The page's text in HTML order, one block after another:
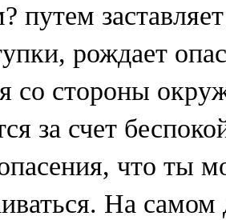
путем
рождает
со стороны
за счет
что ты
На